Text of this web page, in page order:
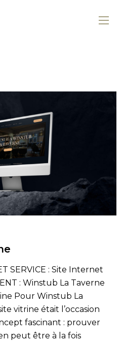
SERVICE : Site Internet
: Winstub La Taverne
Pour Winstub La
vitrine était l’occasion
fascinant : prouver
peut être à la fois